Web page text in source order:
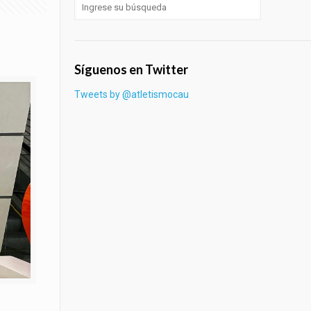
Síguenos en Twitter
Tweets by @atletismocau